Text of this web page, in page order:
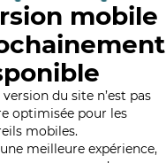
mobile
du site n’est pas
optimisée pour les
mobiles.
meilleure expérience,